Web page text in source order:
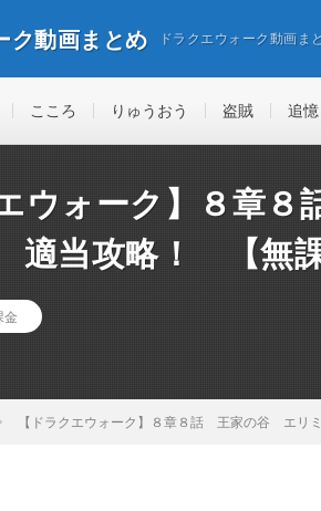
ク動画まとめ ドラクエウォーク動画ま
こころ りゅうおう 盗賊 追憶
エウォーク】８章
当攻略！ 【無課
金
【ドラクエウォーク】８章８話 王家の谷 エリ